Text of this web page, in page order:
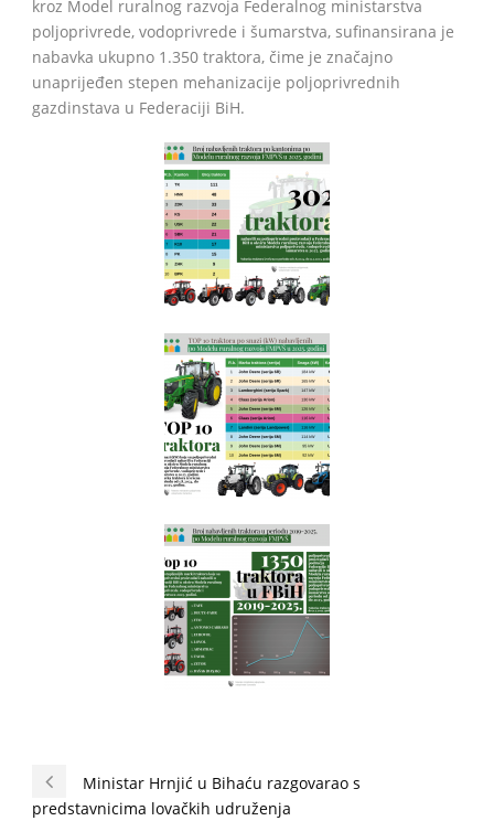
kroz Model ruralnog razvoja Federalnog ministarstva
poljoprivrede, vodoprivrede i šumarstva, sufinansirana je
nabavka ukupno 1.350 traktora, čime je značajno
unaprijeđen stepen mehanizacije poljoprivrednih
gazdinstava u Federaciji BiH.
Ministar Hrnjić u Bihaću razgovarao s
predstavnicima lovačkih udruženja